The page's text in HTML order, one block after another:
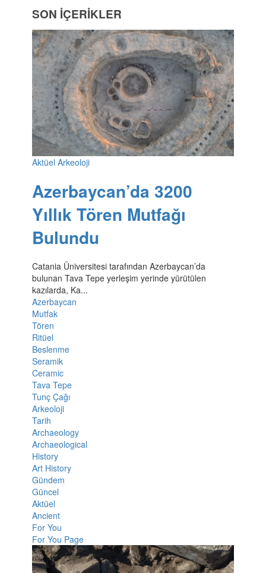
SON İÇERİKLER
Aktüel Arkeoloji
Azerbaycan’da 3200
Yıllık Tören Mutfağı
Bulundu
Catania Üniversitesi tarafından Azerbaycan’da
bulunan Tava Tepe yerleşim yerinde yürütülen
kazılarda, Ka...
Azerbaycan
Mutfak
Tören
Ritüel
Beslenme
Seramik
Ceramic
Tava Tepe
Tunç Çağı
Arkeoloji
Tarih
Archaeology
Archaeological
History
Art History
Gündem
Güncel
Aktüel
Ancient
For You
For You Page